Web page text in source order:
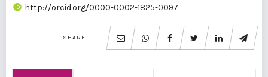
http://orcid.org/0000-0002-1825-0097
SHARE